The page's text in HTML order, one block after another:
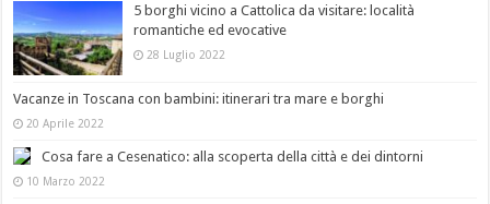
5 borghi vicino a Cattolica da visitare: località
romantiche ed evocative
28 Luglio 2022
Vacanze in Toscana con bambini: itinerari tra mare e borghi
20 Aprile 2022
Cosa fare a Cesenatico: alla scoperta della città e dei dintorni
10 Marzo 2022